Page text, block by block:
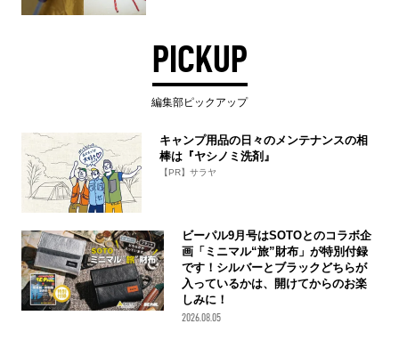
PICKUP
編集部ピックアップ
キャンプ用品の日々のメンテナンスの相
棒は『ヤシノミ洗剤』
【PR】サラヤ
ビーパル9月号はSOTOとのコラボ企
画「ミニマル“旅”財布」が特別付録
です！シルバーとブラックどちらが
入っているかは、開けてからのお楽
しみに！
2026.08.05